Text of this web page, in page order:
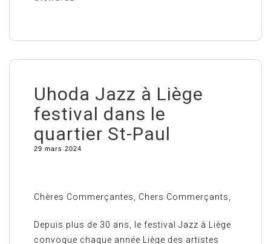
Uhoda Jazz à Liège
festival dans le
quartier St-Paul
29 mars 2024
Chères Commerçantes, Chers Commerçants,
Depuis plus de 30 ans, le festival Jazz à Liège
convoque chaque année Liège des artistes